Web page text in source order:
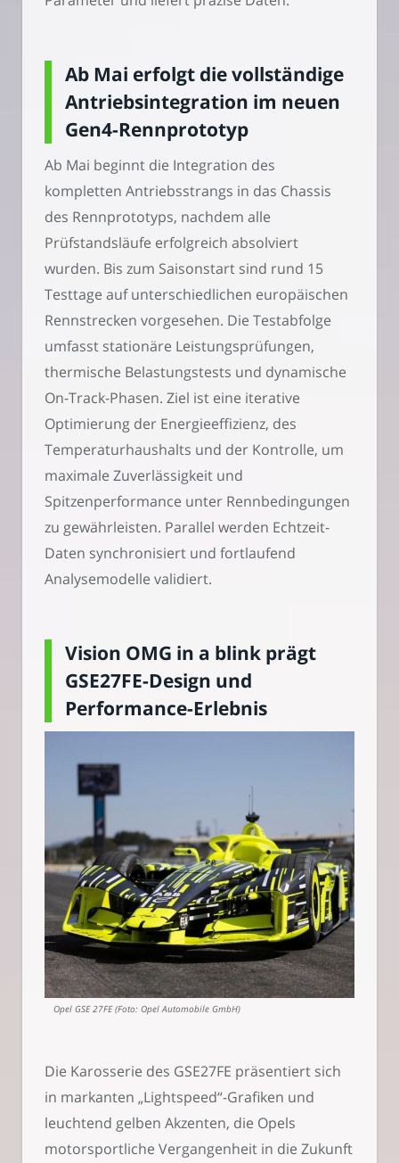
Ab Mai erfolgt die vollständige
Antriebsintegration im neuen
Gen4-Rennprototyp
Ab Mai beginnt die Integration des
kompletten Antriebsstrangs in das Chassis
des Rennprototyps, nachdem alle
Prüfstandsläufe erfolgreich absolviert
wurden. Bis zum Saisonstart sind rund 15
Testtage auf unterschiedlichen europäischen
Rennstrecken vorgesehen. Die Testabfolge
umfasst stationäre Leistungsprüfungen,
thermische Belastungstests und dynamische
On-Track-Phasen. Ziel ist eine iterative
Optimierung der Energieeffizienz, des
Temperaturhaushalts und der Kontrolle, um
maximale Zuverlässigkeit und
Spitzenperformance unter Rennbedingungen
zu gewährleisten. Parallel werden Echtzeit-
Daten synchronisiert und fortlaufend
Analysemodelle validiert.
Vision OMG in a blink prägt
GSE27FE-Design und
Performance-Erlebnis
Opel GSE 27FE (Foto: Opel Automobile GmbH)
Die Karosserie des GSE27FE präsentiert sich
in markanten „Lightspeed“-Grafiken und
leuchtend gelben Akzenten, die Opels
motorsportliche Vergangenheit in die Zukunft